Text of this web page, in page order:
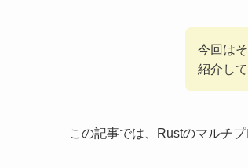
今回は
紹介し
この記事では、Rustのマルチ